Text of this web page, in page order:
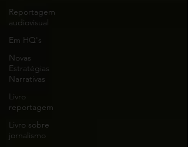
Reportagem
audiovisual
Em HQ's
Novas
Estratégias
Narrativas
Livro
reportagem
Livro sobre
jornalismo